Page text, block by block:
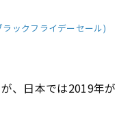
ックフライデーセール)
、日本では2019年が